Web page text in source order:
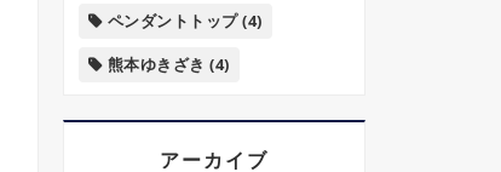
ペンダントトップ(4)
熊本ゆきざき (4)
アーカイブ